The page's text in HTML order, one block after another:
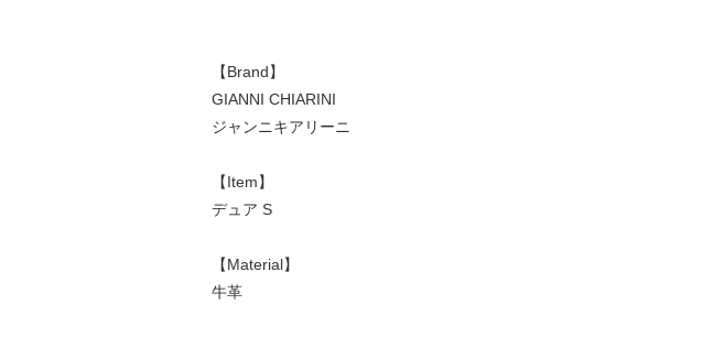
【Brand】
GIANNI CHIARINI
ジャンニキアリーニ
【Item】
デュア S
【Material】
牛革